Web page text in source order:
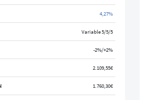
4,27%
Variable 5/5/5
-2%/+2%
2.109,55€
1.760,30€